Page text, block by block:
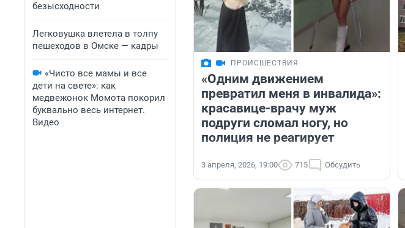
безысходности
Легковушка влетела в толпу
пешеходов в Омске — кадры
«Чисто все мамы и все
дети на свете»: как
медвежонок Момота покорил
буквально весь интернет.
Видео
ПРОИСШЕСТВИЯ
«Одним движением
превратил меня в инвалида»:
красавице-врачу муж
подруги сломал ногу, но
полиция не реагирует
3 апреля, 2026, 19:00 715 Обсудить